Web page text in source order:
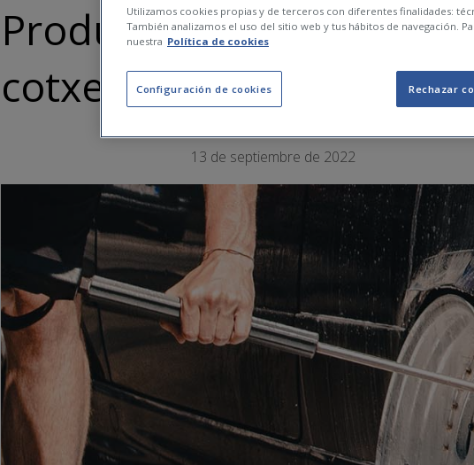
Productes per a la
cotxe: consells i errors
13 de septiembre de 2022
Utilizamos cookies propias y de terceros con diferentes finalidades:
También analizamos el uso del sitio web y tus hábitos de navegación.
nuestra Política de cookies
Configuración de cookies Rechazar